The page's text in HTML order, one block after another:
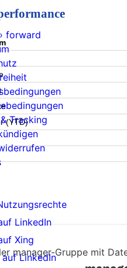
(YTD)
manager-Gruppe mit
forward
Tracking
LinkedIn
Xing
auf LinkedIn